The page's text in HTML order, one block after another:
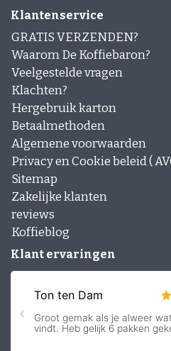
Klantenservice
GRATIS VERZENDEN?
Waarom De Koffiebaron?
Veelgestelde vragen
Klachten?
Hergebruik karton
Betaalmethoden
Algemene voorwaarden
Privacy en Cookie beleid (
Sitemap
Zakelijke klanten
reviews
Koffieblog
Klant ervaringen